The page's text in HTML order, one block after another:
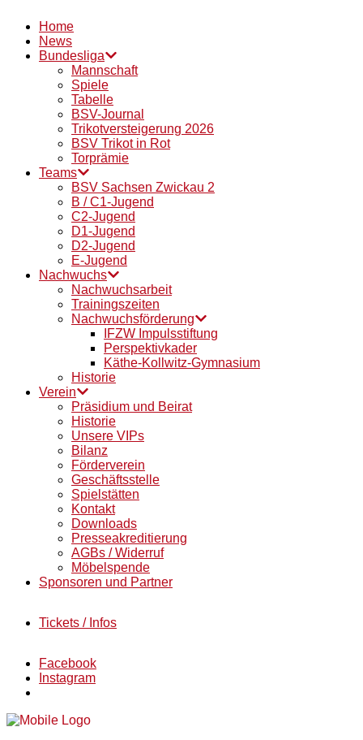
Home
News
Bundesliga
Mannschaft
Spiele
Tabelle
BSV-Journal
Trikotversteigerung 2026
BSV Trikot in Rot
Torprämie
Teams
BSV Sachsen Zwickau 2
B / C1-Jugend
C2-Jugend
D1-Jugend
D2-Jugend
E-Jugend
Nachwuchs
Nachwuchsarbeit
Trainingszeiten
Nachwuchsförderung
IFZW Impulsstiftung
Perspektivkader
Käthe-Kollwitz-Gymnasium
Historie
Verein
Präsidium und Beirat
Historie
Unsere VIPs
Bilanz
Förderverein
Geschäftsstelle
Spielstätten
Kontakt
Downloads
Presseakreditierung
AGBs / Widerruf
Möbelspende
Sponsoren und Partner
Tickets / Infos
Facebook
Instagram